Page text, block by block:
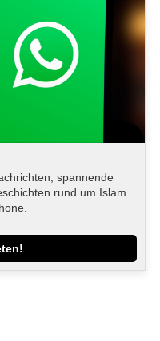
spannende
rund um Islam